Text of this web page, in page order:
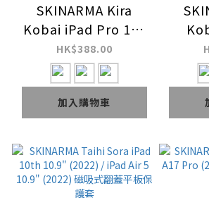
SKINARMA Kira
Kobai iPad Pro 11"
(M4 2024) 東京款可
摺蓋帶筆槽平板保護套
HK$388.00
加入購物車
11"/
東京